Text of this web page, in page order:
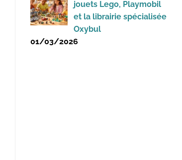
jouets Lego, Playmobil
et la librairie spécialisée
Oxybul
01/03/2026